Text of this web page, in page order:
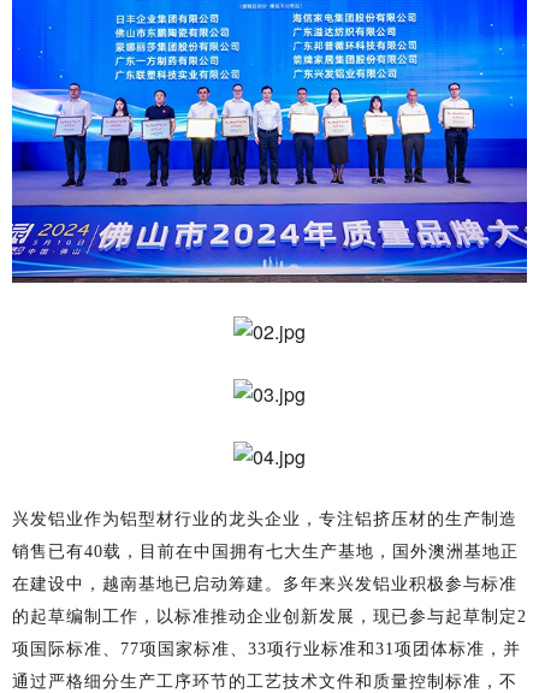
兴发铝业作为铝型材行业的龙头企业，专注铝挤压材的生产制造
销售已有40载，目前在中国拥有七大生产基地，国外澳洲基地正
在建设中，越南基地已启动筹建。多年来兴发铝业积极参与标准
的起草编制工作，以标准推动企业创新发展，现已参与起草制定2
项国际标准、77项国家标准、33项行业标准和31项团体标准，并
通过严格细分生产工序环节的工艺技术文件和质量控制标准，不